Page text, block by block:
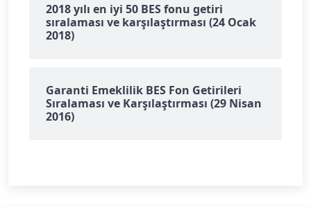
2018 yılı en iyi 50 BES fonu getiri
sıralaması ve karşılaştırması (24 Ocak
2018)
Garanti Emeklilik BES Fon Getirileri
Sıralaması ve Karşılaştırması (29 Nisan
2016)